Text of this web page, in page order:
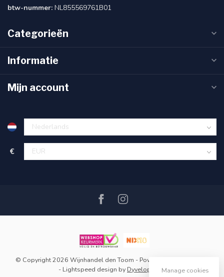
btw-nummer: NL855569761B01
Categorieën
Informatie
Mijn account
€
© Copyright 2026 Wijnhandel den Toom - Powered by
- Lightspeed design by DyvelopmentManage cookies